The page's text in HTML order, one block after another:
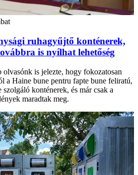
ruhagyűjtő konténerek,
is nyílhat lehetőség
is jelezte, hogy fokozatosan
a Haine bune pentru fapte bune feliratú,
konténerek, és már csak a
maradtak meg.